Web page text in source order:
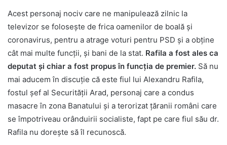
Acest personaj nociv care ne manipulează zilnic la
televizor se folosește de frica oamenilor de boală și
coronavirus, pentru a atrage voturi pentru PSD și a obține
cât mai multe funcții, și bani de la stat. Rafila a fost ales ca
deputat și chiar a fost propus în funcția de premier. Să nu
mai aducem în discuție că este fiul lui Alexandru Rafila,
fostul șef al Securității Arad, personaj care a condus
masacre în zona Banatului și a terorizat țăranii români care
se împotriveau orânduirii socialiste, fapt pe care fiul său dr.
Rafila nu dorește să îl recunoscă.